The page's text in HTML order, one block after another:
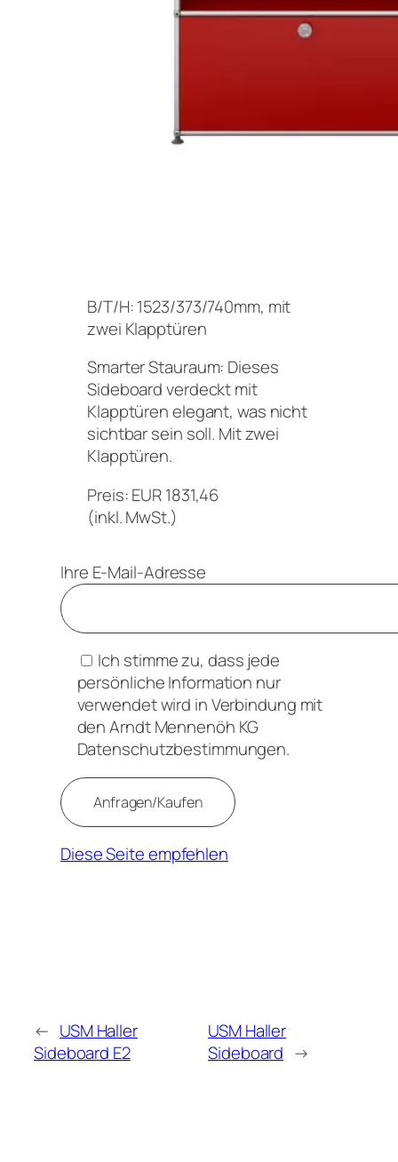
B/T/H: 1523/373/740mm, mit
zwei Klapptüren
Smarter Stauraum: Dieses
Sideboard verdeckt mit
Klapptüren elegant, was nicht
sichtbar sein soll. Mit zwei
Klapptüren.
Preis: EUR 1831,46
(inkl. MwSt.)
Ihre E-Mail-Adresse
Ich stimme zu, dass jede
persönliche Information nur
verwendet wird in Verbindung mit
den Arndt Mennenöh KG
Datenschutzbestimmungen.
Diese Seite empfehlen
← USM Haller
Sideboard E2
USM Haller
Sideboard →